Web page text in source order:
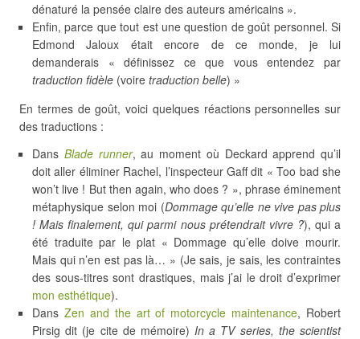
dénaturé la pensée claire des auteurs américains ».
Enfin, parce que tout est une question de goût personnel. Si
Edmond Jaloux était encore de ce monde, je lui
demanderais « définissez ce que vous entendez par
traduction fidèle (voire traduction belle) »
En termes de goût, voici quelques réactions personnelles sur
des traductions :
Dans Blade runner, au moment où Deckard apprend qu’il
doit aller éliminer Rachel, l’inspecteur Gaff dit « Too bad she
won’t live ! But then again, who does ? », phrase éminement
métaphysique selon moi (Dommage qu’elle ne vive pas plus
! Mais finalement, qui parmi nous prétendrait vivre ?), qui a
été traduite par le plat « Dommage qu’elle doive mourir.
Mais qui n’en est pas là… » (Je sais, je sais, les contraintes
des sous-titres sont drastiques, mais j’ai le droit d’exprimer
mon esthétique).
Dans Zen and the art of motorcycle maintenance, Robert
Pirsig dit (je cite de mémoire)In a TV series, the scientist